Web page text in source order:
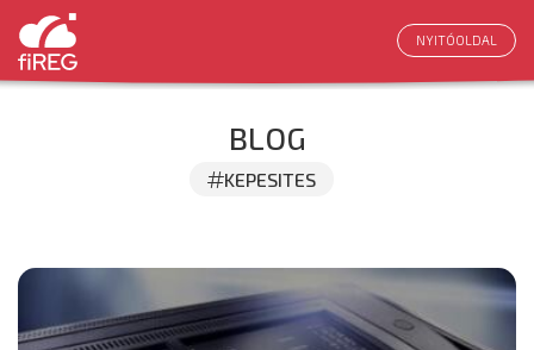
NYITÓOLDAL
BLOG
KEPESITES